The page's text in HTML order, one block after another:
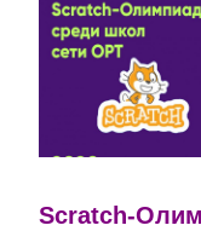
Scratch-